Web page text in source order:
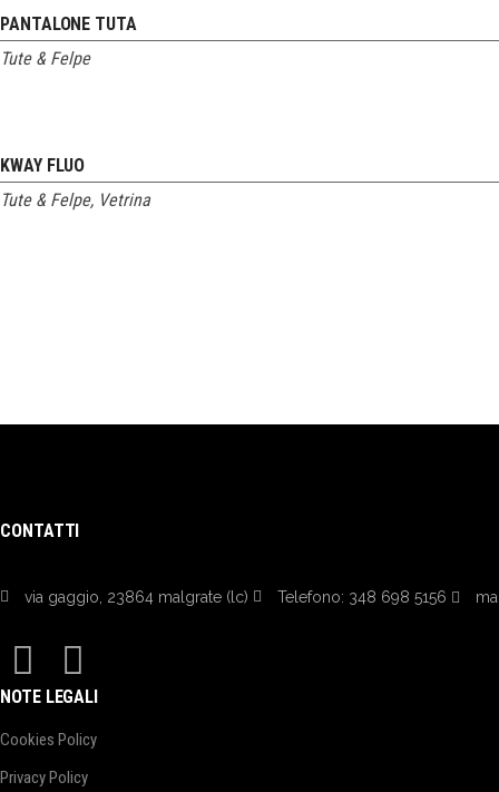
PANTALONE TUTA
Tute & Felpe
KWAY FLUO
Tute & Felpe, Vetrina
CONTATTI
via gaggio, 23864 malgrate (lc) Telefono: 348 698 5156
NOTE LEGALI
Cookies Policy
Privacy Policy